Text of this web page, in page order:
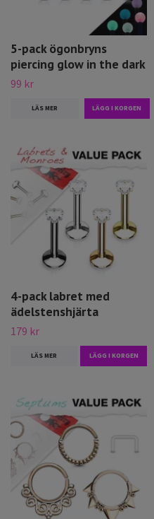
5-pack ögonbryns
piercing glow in the dark
99 kr
LÄS MER
4-pack labret med
ädelstenshjärta
179 kr
LÄS MER LÄGG I KORGEN